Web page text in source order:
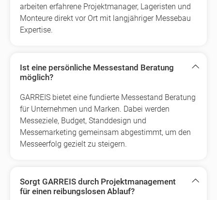
arbeiten erfahrene Projektmanager, Lageristen und
Monteure direkt vor Ort mit langjähriger Messebau
Expertise.
Ist eine persönliche Messestand Beratung
möglich?
GARREIS bietet eine fundierte Messestand Beratung
für Unternehmen und Marken. Dabei werden
Messeziele, Budget, Standdesign und
Messemarketing gemeinsam abgestimmt, um den
Messeerfolg gezielt zu steigern.
Sorgt GARREIS durch Projektmanagement
für einen reibungslosen Ablauf?